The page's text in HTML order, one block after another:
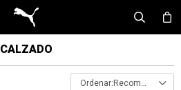
CALZADO
Recomendados